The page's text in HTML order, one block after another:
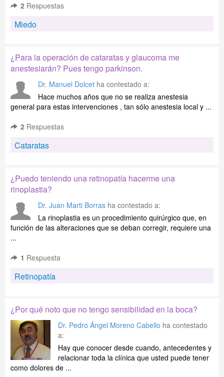
2 Respuestas
Miedo
¿Para la operación de cataratas y glaucoma me
anestesiarán? Pues tengo parkinson.
Dr. Manuel Dolcet ha contestado a:
Hace muchos años que no se realiza anestesia
general para estas intervenciones , tan sólo anestesia local y ...
2 Respuestas
Cataratas
¿Puedo teniendo una retinopatía hacerme una
rinoplastia?
Dr. Juan Marti Borras ha contestado a:
La rinoplastia es un procedimiento quirúrgico que, en
función de las alteraciones que se deban corregir, requiere una
...
1 Respuesta
Retinopatía
¿Por qué noto que no tengo sensibilidad en la boca?
Dr. Pedro Ángel Moreno Cabello ha contestado
a:
Hay que conocer desde cuando, antecedentes y
relacionar toda la clínica que usted puede tener
como dolores de ...